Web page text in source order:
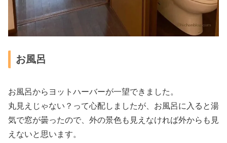
お風呂
お風呂からヨットハーバーが一望できました。
丸見えじゃない？って心配しましたが、お風呂に入ると湯
気で窓が曇ったので、外の景色も見えなければ外からも見
えないと思います。